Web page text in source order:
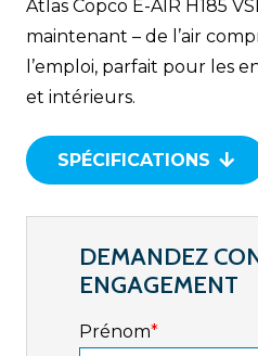
Atlas Copco E-AIR H185
maintenant – de l’air
l’emploi, parfait pour les
et intérieurs.
SPÉCIFICATIONS
DEMANDEZ
ENGAGEMENT
Prénom*